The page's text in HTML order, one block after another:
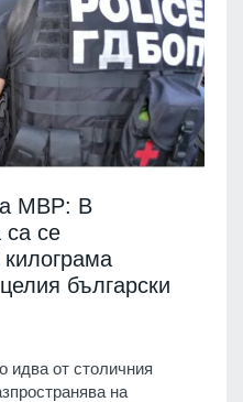
МВР: В
са се
български
идва от столичния
на